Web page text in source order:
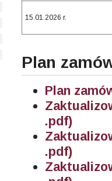
15.01.2026 r.
Plan
Plan
.pdf)
.pdf)